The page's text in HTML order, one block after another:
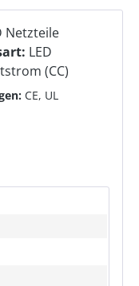
Netzteile
LED
(CC)
CE, UL